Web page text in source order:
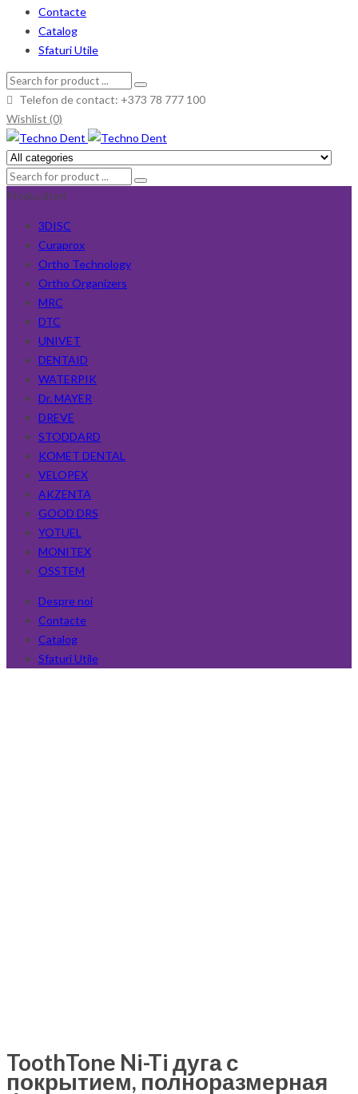
Contacte
Catalog
Sfaturi Utile
Telefon de contact: +373 78 777 100
Wishlist (0)
Producători
3DISC
Curaprox
Ortho Technology
Ortho Organizers
MRC
DTC
UNIVET
DENTAID
WATERPIK
Dr. MAYER
DREVE
STODDARD
KOMET DENTAL
VELOPEX
AKZENTA
GOOD DRS
YOTUEL
MONITEX
OSSTEM
Despre noi
Contacte
Catalog
Sfaturi Utile
ToothTone Ni-Ti дуга с
покрытием, полноразмерная